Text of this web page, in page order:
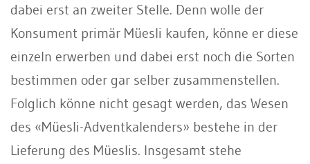
dabei erst an zweiter Stelle. Denn wolle der
Konsument primär Müesli kaufen, könne er diese
einzeln erwerben und dabei erst noch die Sorten
bestimmen oder gar selber zusammenstellen.
Folglich könne nicht gesagt werden, das Wesen
des «Müesli-Adventkalenders» bestehe in der
Lieferung des Müeslis. Insgesamt stehe